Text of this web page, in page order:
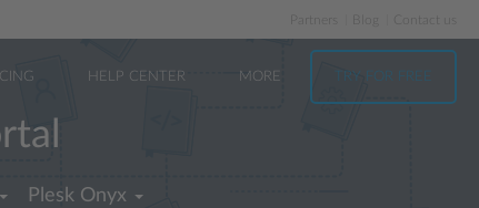
Partners
HELP CENTER MORE TRY FOR FREE
Plesk Onyx